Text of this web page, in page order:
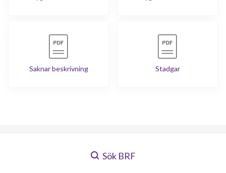
Saknar beskrivning Stadgar
Sök BRF